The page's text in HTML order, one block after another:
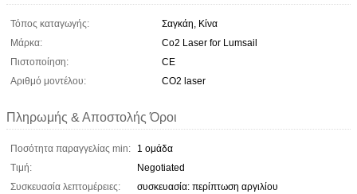
Τόπος καταγωγής:
Σαγκάη, Κίνα
Μάρκα:
Co2 Laser for Lumsail
Πιστοποίηση:
CE
Αριθμό μοντέλου:
CO2 laser
Πληρωμής & Αποστολής Όροι
Ποσότητα παραγγελίας min:
1 ομάδα
Τιμή:
Negotiated
Συσκευασία λεπτομέρειες:
συσκευασία: περίπτωση αργιλίου